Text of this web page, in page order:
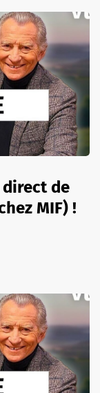
direct de
MIF) !